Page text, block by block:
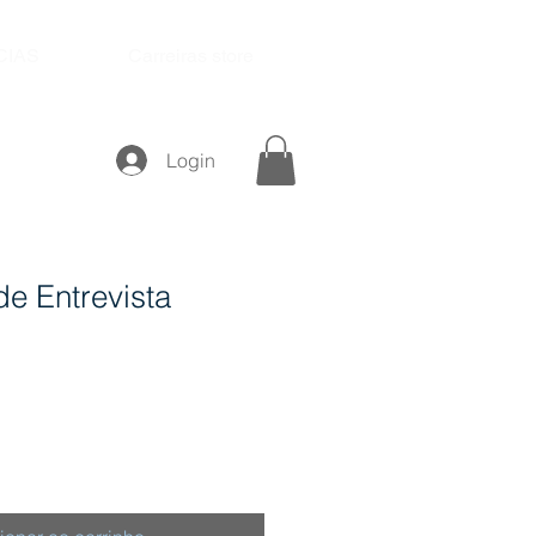
Entrevista
Login